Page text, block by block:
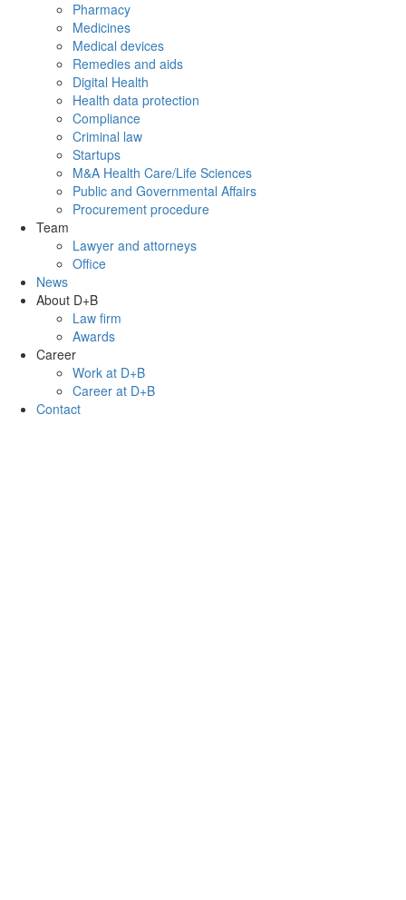
Pharmacy
Medicines
Medical devices
Remedies and aids
Digital Health
Health data protection
Compliance
Criminal law
Startups
M&A Health Care/Life Sciences
Public and Governmental Affairs
Procurement procedure
Team
Lawyer and attorneys
Office
News
About D+B
Law firm
Awards
Career
Work at D+B
Career at D+B
Contact